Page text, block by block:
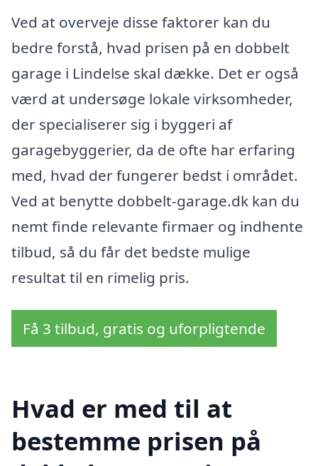
Ved at overveje disse faktorer kan du
bedre forstå, hvad prisen på en dobbelt
garage i Lindelse skal dække. Det er også
værd at undersøge lokale virksomheder,
der specialiserer sig i byggeri af
garagebyggerier, da de ofte har erfaring
med, hvad der fungerer bedst i området.
Ved at benytte dobbelt-garage.dk kan du
nemt finde relevante firmaer og indhente
tilbud, så du får det bedste mulige
resultat til en rimelig pris.
Få 3 tilbud, gratis og uforpligtende
Hvad er med til at
bestemme prisen på